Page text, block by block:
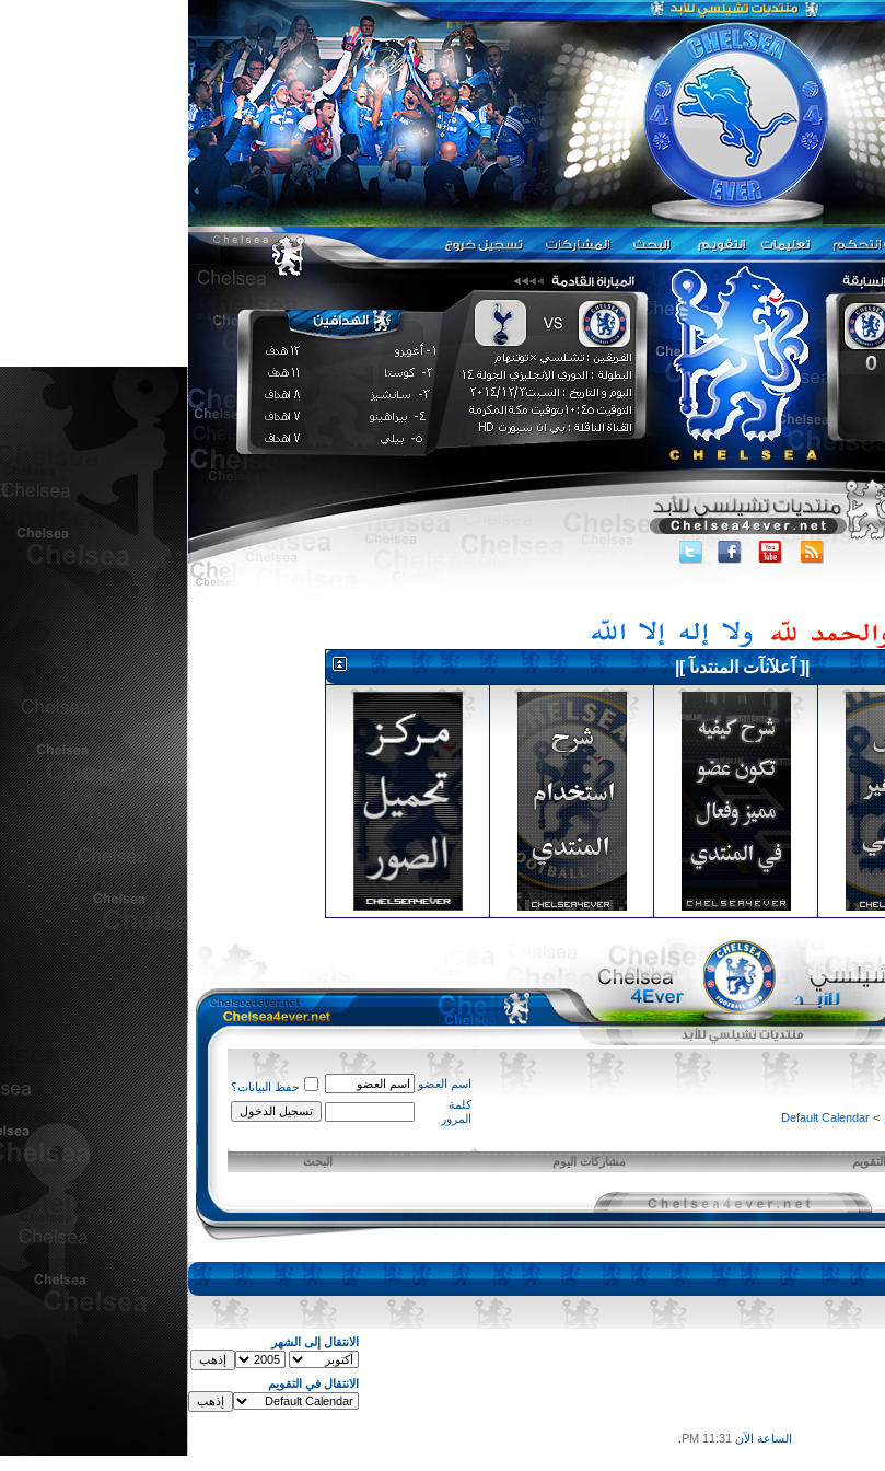
|[ آعلآنآت المنتدىآ ]|
>
Default Calendar
اسم العضو
حفظ البيانات؟
كلمة
المرور
التقويم مشاركات اليوم البحث
الانتقال إلى الشهر
الانتقال في التقويم
الساعة الآن 11:31 PM